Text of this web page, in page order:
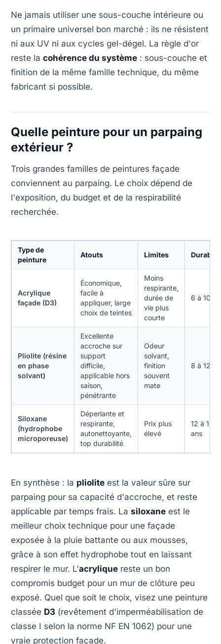
Ne jamais utiliser une sous-couche intérieure ou
un primaire universel bon marché : ils ne résistent
ni aux UV ni aux cycles gel-dégel. La règle d'or
reste la cohérence du système : sous-couche et
finition de la même famille technique, du même
fabricant si possible.
Quelle peinture pour un parpaing
extérieur ?
Trois grandes familles de peintures façade
conviennent au parpaing. Le choix dépend de
l'exposition, du budget et de la respirabilité
recherchée.
Type de
peinture
Atouts Limites
Acrylique
façade (D3)
Économique,
facile à
appliquer, large
choix de teintes
Moins
respirante,
durée de
vie plus
courte
6 à 10
Pliolite (résine
en phase
solvant)
Excellente
accroche sur
support
difficile,
applicable hors
saison,
pénétrante
Odeur
solvant,
finition
souvent
mate
8 à 12
Siloxane
(hydrophobe
microporeuse)
Déperlante et
respirante,
autonettoyante,
top durabilité
Prix plus
élevé
12 à 15
ans
En synthèse : la pliolite est la valeur sûre sur
parpaing pour sa capacité d'accroche, et reste
applicable par temps frais. La siloxane est le
meilleur choix technique pour une façade
exposée à la pluie battante ou aux mousses,
grâce à son effet hydrophobe tout en laissant
respirer le mur. L'acrylique reste un bon
compromis budget pour un mur de clôture peu
exposé. Quel que soit le choix, visez une peinture
classée D3 (revêtement d'imperméabilisation de
classe I selon la norme NF EN 1062) pour une
vraie protection façade.